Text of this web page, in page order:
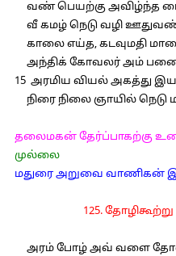
வண் பெயற்கு அவிழ்ந்த
வீ கமழ் நெடு வழி
காலை எய்த, கடவுமதி
அந்திக் கோவலர் அம்
15 அரமிய வியல் அகத்து
நிரை நிலை ஞாயில் நெடு
தலைமகன் தேர்ப்பாகற்கு
முல்லை
மதுரை அறுவை வாணிகன்
125.
அரம் போழ் அவ் வளை தோள்